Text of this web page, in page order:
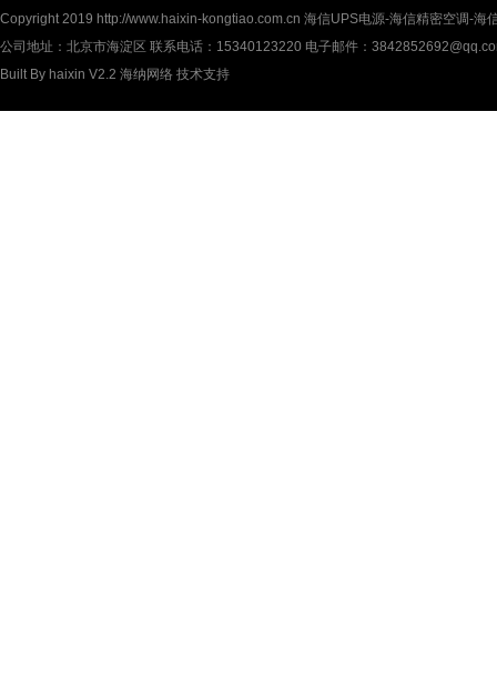
Copyright 2019 http://www.haixin-kongtiao.com.cn 海信UPS电源-海信精密空调-海
公司地址：北京市海淀区 联系电话：15340123220 电子邮件：
Built By haixin V2.2 海纳网络 技术支持